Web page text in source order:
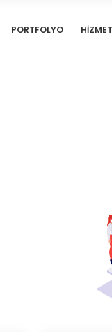
PORTFOLYO